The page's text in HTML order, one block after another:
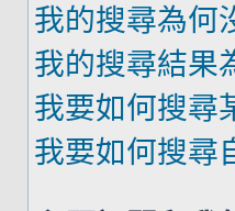
我的搜尋為何
我的搜尋結果
我要如何搜尋
我要如何搜尋